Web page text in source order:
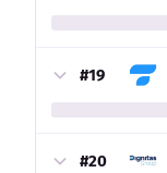
#19
#20